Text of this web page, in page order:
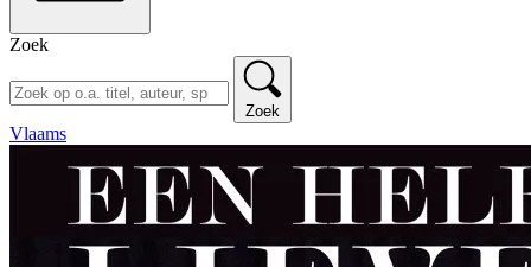
Zoek
Zoek
Vlaams